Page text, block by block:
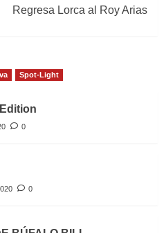
Regresa Lorca al Roy Arias
Spot-Light
0
0